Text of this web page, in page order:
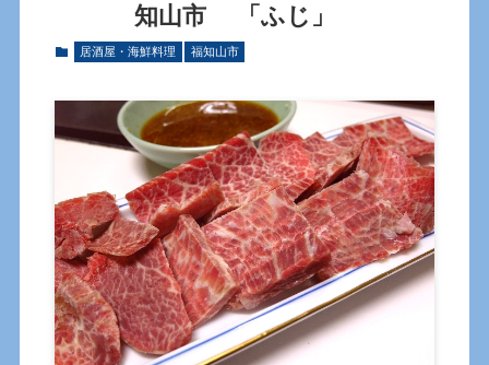
知山市 「ふじ」
居酒屋・海鮮料理 福知山市